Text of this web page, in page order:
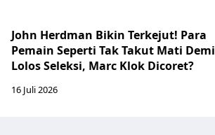
John Herdman Bikin Terkejut! Para
Pemain Seperti Tak Takut Mati Demi
Lolos Seleksi, Marc Klok Dicoret?
16 Juli 2026